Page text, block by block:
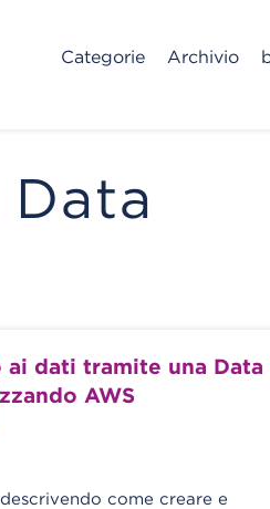
Categorie Archivio
ai dati tramite una Data
AWS
come creare e